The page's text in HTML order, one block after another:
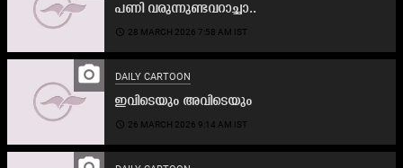
പണി വരുന്നുണ്ടവറാച്ചാ..
access_time 28 MARCH 2026 7:58 AM IST
camera_alt DAILY CARTOON
ഇവിടെയും അവിടെയും
access_time 26 MARCH 2026 9:14 AM IST